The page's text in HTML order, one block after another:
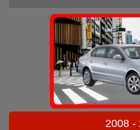
2008 -